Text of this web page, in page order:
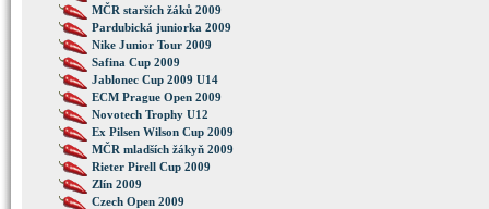
MČR starších žáků 2009
Pardubická juniorka 2009
Nike Junior Tour 2009
Safina Cup 2009
Jablonec Cup 2009 U14
ECM Prague Open 2009
Novotech Trophy U12
Ex Pilsen Wilson Cup 2009
MČR mladších žákyň 2009
Rieter Pirell Cup 2009
Zlín 2009
Czech Open 2009